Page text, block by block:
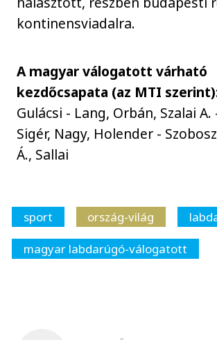
kontinensviadalra.
A magyar válogatott várható
kezdőcsapata (az MTI
Gulácsi - Lang, Orbán, Szalai A.
Sigér, Nagy, Holender -
Á., Sallai
sport ország-világ
magyar labdarúgó-válogatott